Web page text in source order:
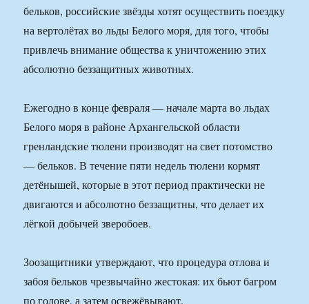
бельков, российские звёзды хотят осуществить поездку
на вертолётах во льды Белого моря, для того, чтобы
привлечь внимание общества к уничтожению этих
абсолютно беззащитных животных.
Ежегодно в конце февраля — начале марта во льдах
Белого моря в районе Архангельской области
гренландские тюлени производят на свет потомство
— бельков. В течение пяти недель тюлени кормят
детёнышей, которые в этот период практически не
двигаются и абсолютно беззащитны, что делает их
лёгкой добычей зверобоев.
Зоозащитники утверждают, что процедура отлова и
забоя бельков чрезвычайно жестокая: их бьют багром
по голове, а затем освежёвывают.